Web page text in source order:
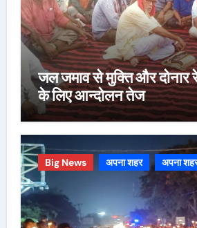
जल जमाव से मुक्ति और
के लिए आन्दोलन तेज
Big News अपना शहर अपना